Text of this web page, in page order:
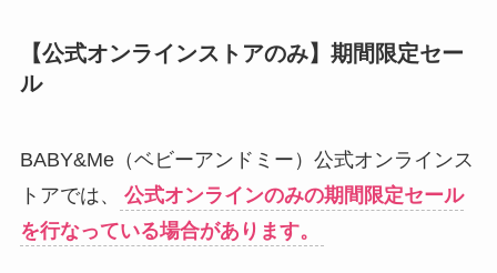
【公式オンラインストアのみ】期間限定セー
ル
BABY&Me（ベビーアンドミー）公式オンラインス
トアでは、
公式オンラインのみの期間限定セール
を行なっている場合があります。